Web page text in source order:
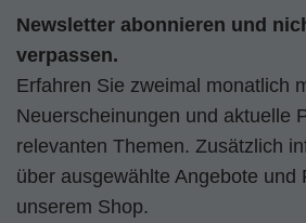
Newsletter abonnieren und
verpassen.
Erfahren Sie zweimal monatlich
Neuerscheinungen und aktuelle
relevanten Themen. Zusätzlich
über ausgewählte Angebote und
unserem Shop.